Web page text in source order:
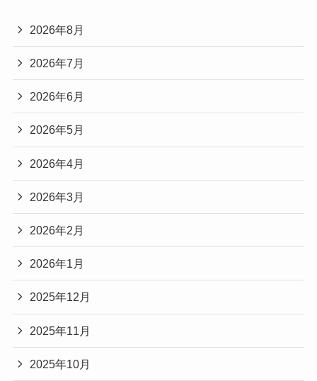
2026年8月
2026年7月
2026年6月
2026年5月
2026年4月
2026年3月
2026年2月
2026年1月
2025年12月
2025年11月
2025年10月